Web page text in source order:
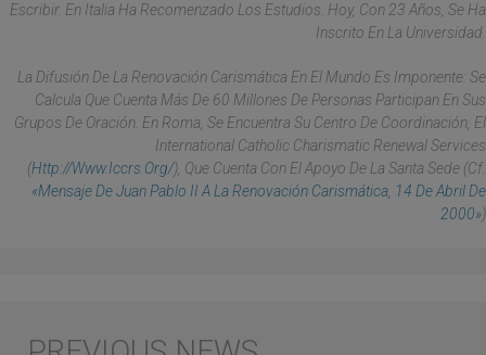
Escribir. En Italia Ha Recomenzado Los Estudios. Hoy, Con 23 Años, Se Ha
Inscrito En La Universidad.
La Difusión De La Renovación Carismática En El Mundo Es Imponente: Se
Calcula Que Cuenta Más De 60 Millones De Personas Participan En Sus
Grupos De Oración. En Roma, Se Encuentra Su Centro De Coordinación, El
International Catholic Charismatic Renewal Services
(Http://www.iccrs.org/), Que Cuenta Con El Apoyo De La Santa Sede (Cf.
«Mensaje De Juan Pablo II A La Renovación Carismática, 14 De Abril De
2000»)